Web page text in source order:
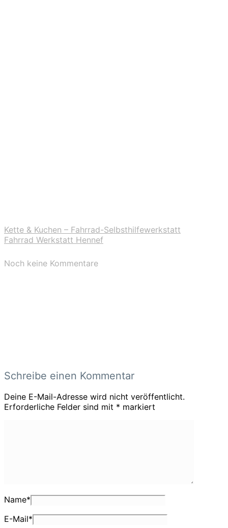
Kette & Kuchen – Fahrrad-Selbsthilfewerkstatt
Fahrrad Werkstatt Hennef
Noch keine Kommentare
Schreibe einen Kommentar
Deine E-Mail-Adresse wird nicht veröffentlicht.
Erforderliche Felder sind mit * markiert
Name*
E-Mail*